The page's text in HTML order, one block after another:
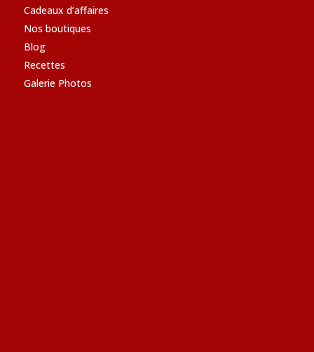
Cadeaux d’affaires
Nos boutiques
Blog
Recettes
Galerie Photos